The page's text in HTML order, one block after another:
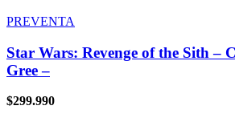
PREVENTA
Star Wars: Revenge of the Sith –
Gree –
$299.990